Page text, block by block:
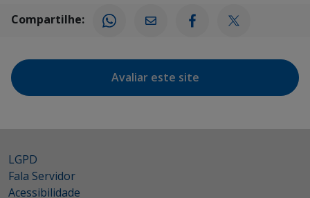
Compartilhe:
Avaliar este site
LGPD
Fala Servidor
Acessibilidade